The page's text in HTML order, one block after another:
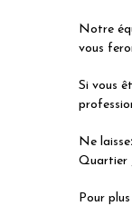
Notre
vous
Si vous
Ne
Quartier
Pour